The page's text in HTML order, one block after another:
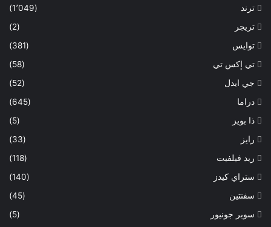
ترند
(1٬049)
تريجر
(2)
توايس
(381)
تي إكس تي
(58)
جي ايدل
(52)
دراما
(645)
ذا بويز
(5)
رايز
(33)
ريد فيلفيت
(118)
ستراي كيدز
(140)
سفنتين
(45)
سوبر جونيور
(5)